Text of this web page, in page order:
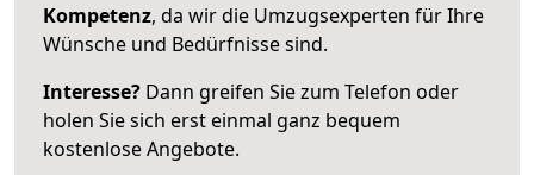
Kompetenz, da wir die Umzugsexperten für Ihre
Wünsche und Bedürfnisse sind.
Interesse? Dann greifen Sie zum Telefon oder
holen Sie sich erst einmal ganz bequem
kostenlose Angebote.